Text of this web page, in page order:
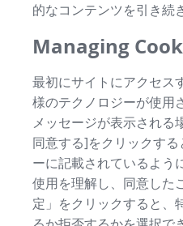
的なコンテンツを引き続
Managing
最初にサイトにアクセス
様のテクノロジーが使用
メッセージが表示される
同意する]をクリックす
ーに記載されているよう
使用を理解し、同意した
定」をクリックすると、